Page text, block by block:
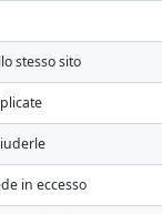
stesso sito
in eccesso